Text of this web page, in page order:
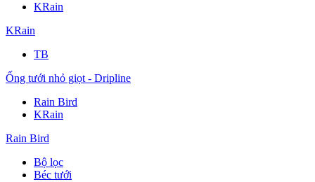
KRain
KRain
TB
Ống tưới nhỏ giọt - Dripline
Rain Bird
KRain
Rain Bird
Bộ lọc
Béc tưới